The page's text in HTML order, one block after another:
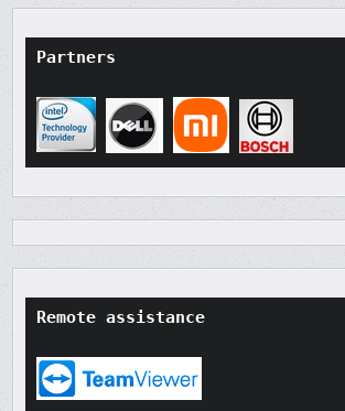
Partners
Remote assistance